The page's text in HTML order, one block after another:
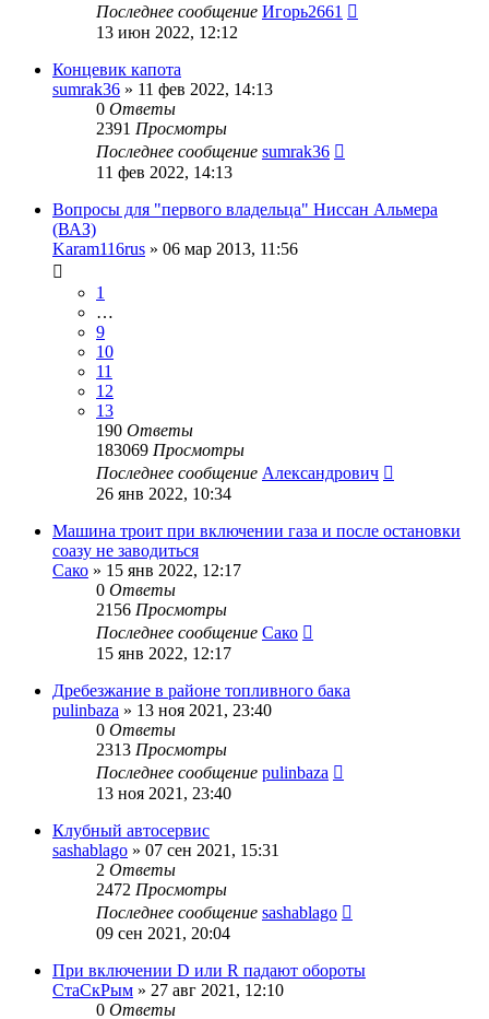
Последнее сообщение Игорь2661
13 июн 2022, 12:12
Концевик капота
sumrak36 » 11 фев 2022, 14:13
0 Ответы
2391 Просмотры
Последнее сообщение sumrak36
11 фев 2022, 14:13
Вопросы для "первого владельца" Ниссан Альмера
(ВАЗ)
Karam116rus » 06 мар 2013, 11:56
1
…
9
10
11
12
13
190 Ответы
183069 Просмотры
Последнее сообщение Александрович
26 янв 2022, 10:34
Машина троит при включении газа и после остановки
соазу не заводиться
Сако » 15 янв 2022, 12:17
0 Ответы
2156 Просмотры
Последнее сообщение Сако
15 янв 2022, 12:17
Дребезжание в районе топливного бака
pulinbaza » 13 ноя 2021, 23:40
0 Ответы
2313 Просмотры
Последнее сообщение pulinbaza
13 ноя 2021, 23:40
Клубный автосервис
sashablago » 07 сен 2021, 15:31
2 Ответы
2472 Просмотры
Последнее сообщение sashablago
09 сен 2021, 20:04
При включении D или R падают обороты
СтаСкРым » 27 авг 2021, 12:10
0 Ответы